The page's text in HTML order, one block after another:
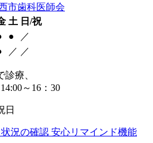
土 日/祝
●
／
／ ／
療、
～16：30
日